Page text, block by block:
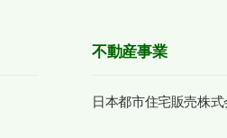
不動産事業
日本都市住宅販売株式